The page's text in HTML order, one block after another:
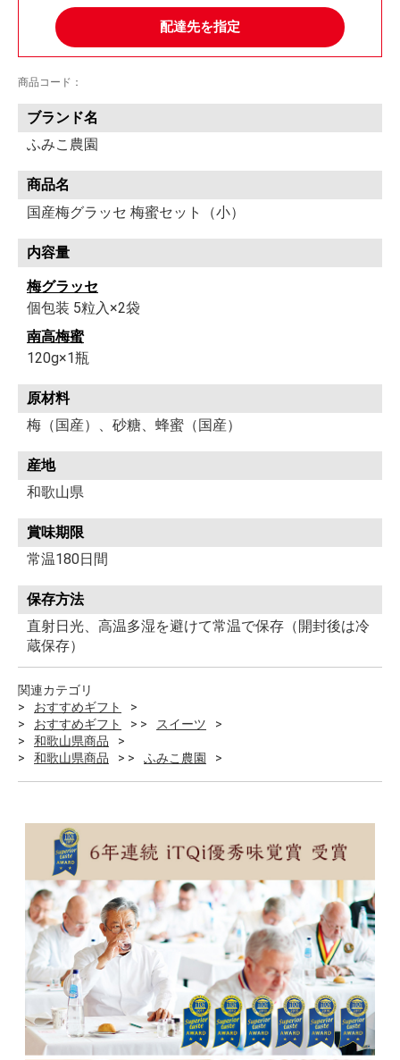
配達先を指定
商品コード：
ブランド名
ふみこ農園
商品名
国産梅グラッセ 梅蜜セット（小）
内容量
梅グラッセ
個包装 5粒入×2袋
南高梅蜜
120g×1瓶
原材料
梅（国産）、砂糖、蜂蜜（国産）
産地
和歌山県
賞味期限
常温180日間
保存方法
直射日光、高温多湿を避けて常温で保存（開封後は冷
蔵保存）
関連カテゴリ
おすすめギフト
おすすめギフト
スイーツ
和歌山県商品
和歌山県商品
ふみこ農園